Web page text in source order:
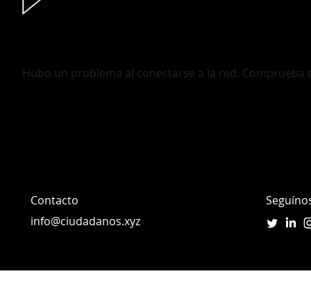
Hubo un problema al conectarse a la red.
Contacto
info@ciudadanos.xyz